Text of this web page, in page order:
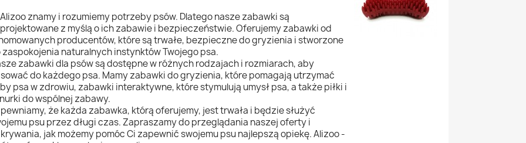
znamy i rozumiemy potrzeby psów. Dlatego nasze zabawki są
z myślą o ich zabawie i bezpieczeństwie. Oferujemy zabawki od
producentów, które są trwałe, bezpieczne do gryzienia i stworzone
zaspokojenia naturalnych instynktów Twojego psa.
zabawki dla psów są dostępne w różnych rodzajach i rozmiarach, aby
do każdego psa. Mamy zabawki do gryzienia, które pomagają utrzymać
psa w zdrowiu, zabawki interaktywne, które stymulują umysł psa, a także piłki i
do wspólnej zabawy.
że każda zabawka, którą oferujemy, jest trwała i będzie służyć
psu przez długi czas. Zapraszamy do przeglądania naszej oferty i
jak możemy pomóc Ci zapewnić swojemu psu najlepszą opiekę. Alizoo -